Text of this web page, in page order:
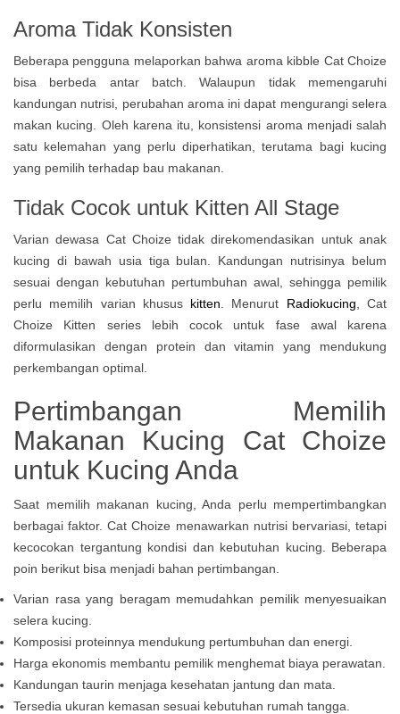
Aroma Tidak Konsisten
Beberapa pengguna melaporkan bahwa aroma kibble Cat Choize
bisa berbeda antar batch. Walaupun tidak memengaruhi
kandungan nutrisi, perubahan aroma ini dapat mengurangi selera
makan kucing. Oleh karena itu, konsistensi aroma menjadi salah
satu kelemahan yang perlu diperhatikan, terutama bagi kucing
yang pemilih terhadap bau makanan.
Tidak Cocok untuk Kitten All Stage
Varian dewasa Cat Choize tidak direkomendasikan untuk anak
kucing di bawah usia tiga bulan. Kandungan nutrisinya belum
sesuai dengan kebutuhan pertumbuhan awal, sehingga pemilik
perlu memilih varian khusus kitten . Menurut Radiokucing , Cat
Choize Kitten series lebih cocok untuk fase awal karena
diformulasikan dengan protein dan vitamin yang mendukung
perkembangan optimal.
Pertimbangan Memilih
Makanan Kucing Cat Choize
untuk Kucing Anda
Saat memilih makanan kucing, Anda perlu mempertimbangkan
berbagai faktor. Cat Choize menawarkan nutrisi bervariasi, tetapi
kecocokan tergantung kondisi dan kebutuhan kucing. Beberapa
poin berikut bisa menjadi bahan pertimbangan.
Varian rasa yang beragam memudahkan pemilik menyesuaikan
selera kucing.
Komposisi proteinnya mendukung pertumbuhan dan energi.
Harga ekonomis membantu pemilik menghemat biaya perawatan.
Kandungan taurin menjaga kesehatan jantung dan mata.
Tersedia ukuran kemasan sesuai kebutuhan rumah tangga.